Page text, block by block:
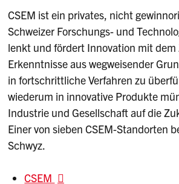
CSEM ist ein privates, nicht
Schweizer Forschungs- und
lenkt und fördert Innovation mit dem
Erkenntnisse aus wegweisender
in fortschrittliche Verfahren zu
wiederum in innovative Produkte
Industrie und Gesellschaft auf die
Einer von sieben CSEM-Standorten
Schwyz.
CSEM